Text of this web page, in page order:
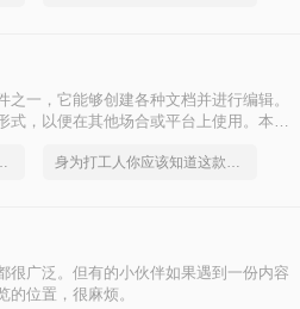
一，它能够创建各种文档并进行编辑。
式，以便在其他场合或平台上使用。本文
会word转图片这一招！ 身为打工人你应该知道这款Word文档转图片软件
很广泛。但有的小伙伴如果遇到一份内容
位置，很麻烦。